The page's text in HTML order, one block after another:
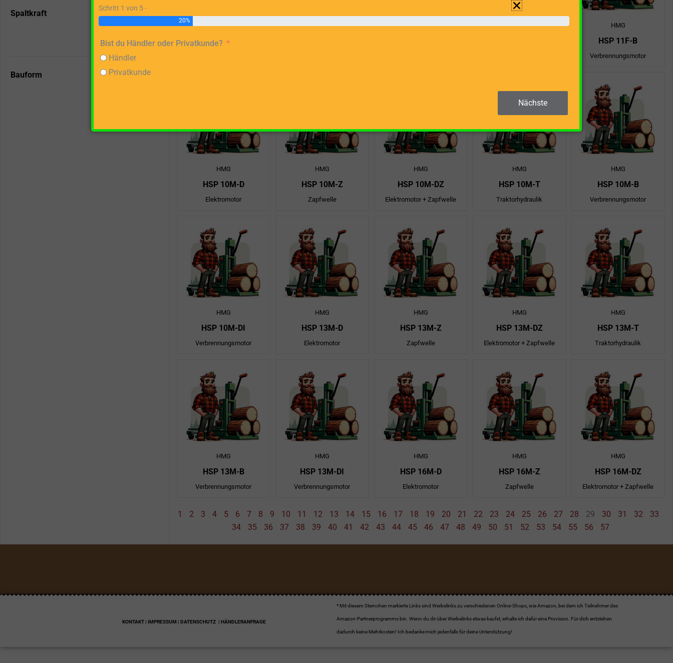
Spaltkraft
Bauform
HMG
HSP 11F-D
HMG HMG HMG HMG
HSP 11F-B
Verbrennungsmotor
HMG
HSP 10M-D
Elektromotor
HMG
HSP 10M-Z
Zapfwelle
HMG
HSP 10M-DZ
Elektromotor + Zapfwelle
HMG
HSP 10M-T
Traktorhydraulik
HMG
HSP 10M-B
Verbrennungsmotor
HMG
HSP 10M-DI
Verbrennungsmotor
HMG
HSP 13M-D
Elektromotor
HMG
HSP 13M-Z
Zapfwelle
HMG
HSP 13M-DZ
Elektromotor + Zapfwelle
HMG
HSP 13M-T
Traktorhydraulik
HMG
HSP 13M-B
Verbrennungsmotor
HMG
HSP 13M-DI
Verbrennungsmotor
HMG
HSP 16M-D
Elektromotor
HMG
HSP 16M-Z
Zapfwelle
HMG
HSP 16M-DZ
Elektromotor + Zapfwelle
1 2 3 4 5 6 7 8 9 10 11 12 13 14 15 16 17 18 19 20 21 22 23 24 25 26 27 28 29 30 31 32 33
34 35 36 37 38 39 40 41 42 43 44 45 46 47 48 49 50 51 52 53 54 55 56 57
KONTAKT | IMPRESSUM | DATENSCHUTZ | HÄNDLERANFRAGE
* Mit diesem Sternchen markierte Links sind Werbelinks zu verschiedenen Online-Shops, wie Amazon, bei dem ich Teilnehmer des
Amazon-Partnerprogramms bin. Wenn du dir über Werbelinks etwas kaufst, erhalte ich dafür eine Provision. Für dich entstehen
dadurch keine Mehrkosten! Ich bedanke mich jedenfalls für deine Unterstützung!
Schritt 1 von 5 -
20%
Bist du Händler oder Privatkunde?
Händler
Privatkunde
Nächste